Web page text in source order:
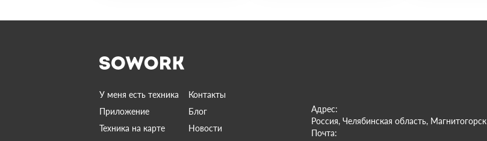
У меня есть техника
Контакты
Приложение
Блог
Техника на карте
Новости
Адрес:
Россия, Челябинская область, Магнитогорск
Почта: